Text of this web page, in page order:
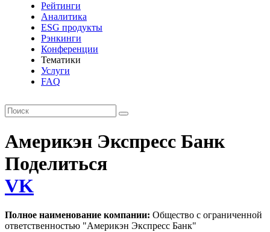
Рейтинги
Аналитика
ESG продукты
Рэнкинги
Конференции
Тематики
Услуги
FAQ
Америкэн Экспресс Банк
Поделиться
VK
Полное наименование компании: Общество с ограниченной
ответственностью "Америкэн Экспресс Банк"